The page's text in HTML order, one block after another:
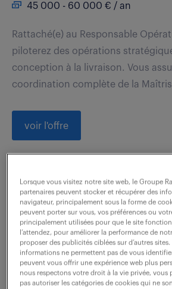
45 000 - 60 000 € / an
Rattaché(e) au Responsable
piloterez des opérations
conception à la livraison. Vous
coordination complète de la
voir l'offre
directeur
d'œuvre d'exécution (f/
13 mars 2026
Boulogne Billancourt (92)
75 000 - 85 000 € / an
Lorsque vous visitez notre site web, le Groupe
partenaires peuvent stocker et récupérer des
navigateur, principalement sous la forme de
peuvent porter sur vous, vos préférences ou
principalement utilisées pour que le site
l’attendez, pour améliorer la performance de
proposer des publicités ciblées sur d’autres sites.
informations ne permettent pas de vous
peuvent vous offrir une expérience web plus
nous respectons votre droit à la vie privée, vous
pas autoriser les catégories de cookies qui ne